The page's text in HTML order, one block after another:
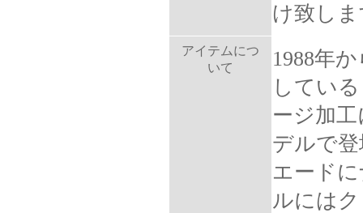
け致し
アイテムにつ
いて
1988年
してい
ージ加
デルで
エード
ルには